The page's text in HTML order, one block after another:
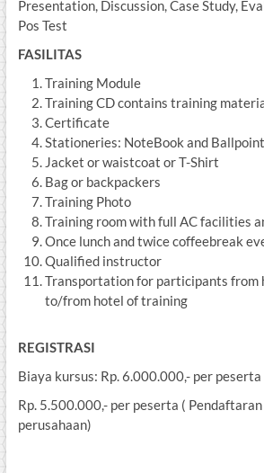
Presentation, Discussion, Case Study,
Pos Test
FASILITAS
Training Module
Training CD contains training
Certificate
Stationeries: NoteBook and Ballpoint
Jacket or waistcoat or T-Shirt
Bag or backpackers
Training Photo
Training room with full AC facilities
Once lunch and twice coffeebreak
Qualified instructor
Transportation for participants from
to/from hotel of training
REGISTRASI
Biaya kursus: Rp. 6.000.000,- per
Rp. 5.500.000,- per peserta (
perusahaan)